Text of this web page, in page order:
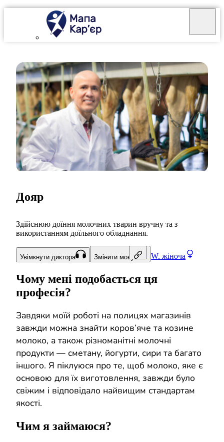
W. жіноча
Дояр
Здійснюю доїння молочних тварин вручну та з
використанням доїльного обладнання.
Увімкнути диктора Змінити мову
Чому мені подобається ця
професія?
Завдяки моїй роботі на полицях магазинів
завжди можна знайти коров’яче та козине
молоко, а також різноманітні молочні
продукти — сметану, йогурти, сири та багато
іншого. Я піклуюся про те, щоб молоко, яке є
основою для їх виготовлення, завжди було
свіжим і відповідало найвищим стандартам
якості.
Чим я займаюся?